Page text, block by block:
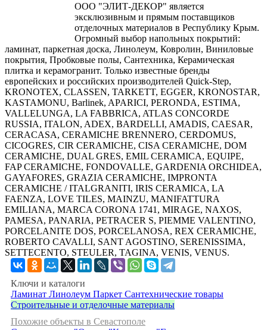
ООО "ЭЛИТ-ДЕКОР" является
эксклюзивным и прямым поставщиков
отделочных материалов в Республику Крым.
Огромный выбор напольных покрытий:
ламинат, паркетная доска, Линолеум, Ковролин, Виниловые
покрытия, Пробковые полы, Сантехника, Керамическая
плитка и керамогранит. Только известные бренды
европейских и российских производителей Quick-Step,
KRONOTEX, CLASSEN, TARKETT, EGGER, KRONOSTAR,
KASTAMONU, Barlinek, APARICI, PERONDA, ESTIMA,
VALLELUNGA, LA FABBRICA, ATLAS CONCORDE
RUSSIA, ITALON, ADEX, BARDELLI, AMADIS, CAESAR,
CERACASA, CERAMICHE BRENNERO, CERDOMUS,
CICOGRES, CIR CERAMICHE, CISA CERAMICHE, DOM
CERAMICHE, DUAL GRES, EMIL CERAMICA, EQUIPE,
FAP CERAMICHE, FONDOVALLE, GARDENIA ORCHIDEA,
GAYAFORES, GRAZIA CERAMICHE, IMPRONTA
CERAMICHE / ITALGRANITI, IRIS CERAMICA, LA
FAENZA, LOVE TILES, MAINZU, MANIFATTURA
EMILIANA, MARCA CORONA 1741, MIRAGE, NAXOS,
PAMESA, PANARIA, PETRACER S, PIEMME VALENTINO,
PORCELANITE DOS, PORCELANOSA, REX CERAMICHE,
ROBERTO CAVALLI, SANT AGOSTINO, SERENISSIMA,
SETTECENTO, STEULER, TAGINA, VENIS, VENUS.
Ключи и каталоги
Ламинат Линолеум Паркет Сантехнические товары
Строительные и отделочные материалы
Похожие объекты в Севастополе